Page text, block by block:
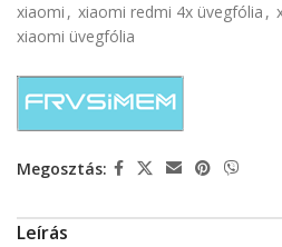
xiaomi , xiaomi redmi 4x üvegfólia ,
xiaomi üvegfólia
Megosztás:
Leírás